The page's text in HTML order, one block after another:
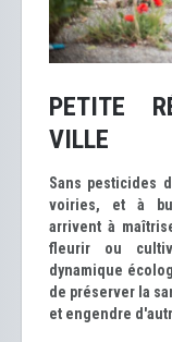
PETITE
VILLE
Sans pesticides
voiries, et à
arrivent à
fleurir ou
dynamique
de préserver la
et engendre